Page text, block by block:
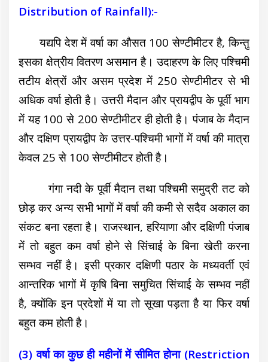
Distribution of Rainfall):-
यद्यपि देश में वर्षा का औसत 100 सेण्टीमीटर है, किन्तु
इसका क्षेत्रीय वितरण असमान है। उदाहरण के लिए पश्चिमी
तटीय क्षेत्रों और असम प्रदेश में 250 सेण्टीमीटर से भी
अधिक वर्षा होती है। उत्तरी मैदान और प्रायद्वीप के पूर्वी भाग
में यह 100 से 200 सेण्टीमीटर ही होती है। पंजाब के मैदान
और दक्षिण प्रायद्वीप के उत्तर-पश्चिमी भागों में वर्षा की मात्रा
केवल 25 से 100 सेण्टीमीटर होती है।
गंगा नदी के पूर्वी मैदान तथा पश्चिमी समुद्री तट को
छोड़ कर अन्य सभी भागों में वर्षा की कमी से सदैव अकाल का
संकट बना रहता है। राजस्थान, हरियाणा और दक्षिणी पंजाब
में तो बहुत कम वर्षा होने से सिंचाई के बिना खेती करना
सम्भव नहीं है। इसी प्रकार दक्षिणी पठार के मध्यवर्ती एवं
आन्तरिक भागों में कृषि बिना समुचित सिंचाई के सम्भव नहीं
है, क्योंकि इन प्रदेशों मेंया तो सूखा पड़ता है या फिर वर्षा
बहुत कम होती है।
(3) वर्षा का कुछ ही महीनों में सीमित होना (Restriction